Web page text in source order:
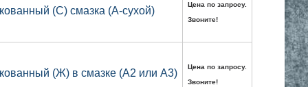
(С) смазка (А-сухой)
Цена по запросу.
Звоните!
(Ж) в смазке (А2 или А3)
Цена по запросу.
Звоните!